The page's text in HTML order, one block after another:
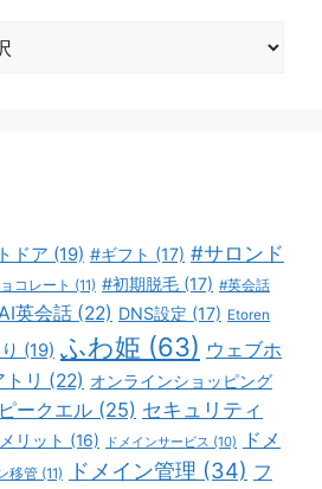
ドア (19) #ギフト (17) #サロンド
コレート (11) #初期脱毛 (17) #英会話
英会話 (22) DNS設定 (17) Etoren
(19) ふわ姫 (63) ウェブホ
リ (22) オンラインショッピング
ークエル (25) セキュリティ
リット (16) ドメインサービス (10)
ドメ
移管 (11) ドメイン管理 (34) フ